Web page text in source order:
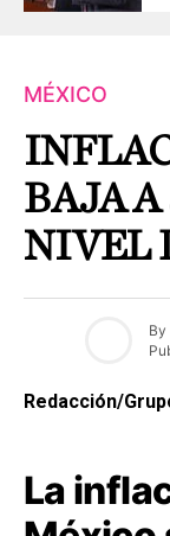
MÉXICO
BAJA A
NIVEL
By
Redacción/
La